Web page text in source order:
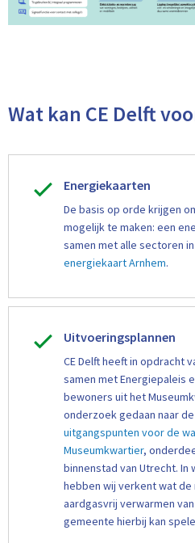
Wat kan CE Delft
Energiekaarten
De basis op orde krijgen
mogelijk te maken: een
samen met alle sectoren
energiekaart Arnhem.
Uitvoeringsplannen
CE Delft heeft in opdracht
samen met Energiepaleis
bewoners uit het
onderzoek gedaan naar
uitgangspunten voor de
Museumkwartier,
binnenstad van Utrecht.
hebben wij verkent wat
aardgasvrij verwarmen
gemeente hierbij kan